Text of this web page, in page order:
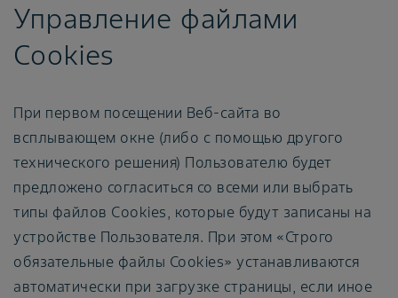
Управление файлами
Cookies
При первом посещении Веб-сайта во
всплывающем окне (либо с помощью другого
технического решения) Пользователю будет
предложено согласиться со всеми или выбрать
типы файлов Сookies, которые будут записаны на
устройстве Пользователя. При этом «Строго
обязательные файлы Cookies» устанавливаются
автоматически при загрузке страницы, если иное